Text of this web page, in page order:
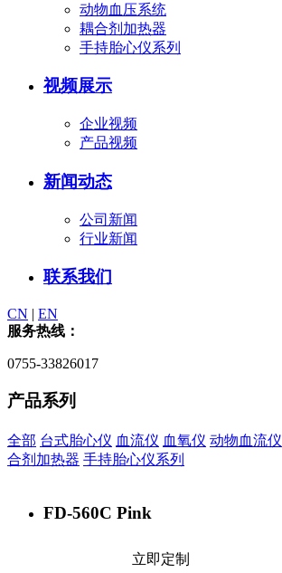
动物血压系统
耦合剂加热器
手持胎心仪系列
视频展示
企业视频
产品视频
新闻动态
公司新闻
行业新闻
联系我们
CN | EN
服务热线：
0755-33826017
产品系列
全部 台式胎心仪 血流仪 血氧仪 动物血流仪
合剂加热器 手持胎心仪系列
FD-560C Pink
立即定制